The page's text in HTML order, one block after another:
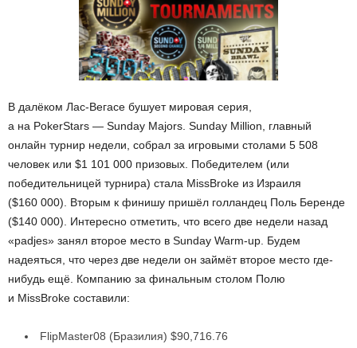
В далёком Лас-Вегасе бушует мировая серия,
а на PokerStars — Sunday Majors. Sunday Million, главный
онлайн турнир недели, собрал за игровыми столами 5 508
человек или $1 101 000 призовых. Победителем (или
победительницей турнира) стала MissBroke из Израиля
($160 000). Вторым к финишу пришёл голландец Поль Беренде
($140 000). Интересно отметить, что всего две недели назад
«padjes» занял второе место в Sunday Warm-up. Будем
надеяться, что через две недели он займёт второе место где-
нибудь ещё. Компанию за финальным столом Полю
и MissBroke составили:
FlipMaster08 (Бразилия) $90,716.76